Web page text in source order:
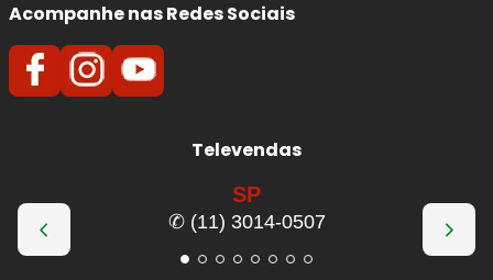
Acompanhe nas Redes Sociais
Televendas
SP
✆ (11) 3014-0507